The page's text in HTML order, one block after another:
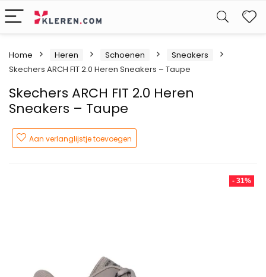
Home Heren Schoenen
Sneakers
Skechers ARCH FIT 2.0 Heren Sneakers – Taupe
Skechers ARCH FIT 2.0 Heren
Sneakers – Taupe
Aan verlanglijstje toevoegen
- 31%